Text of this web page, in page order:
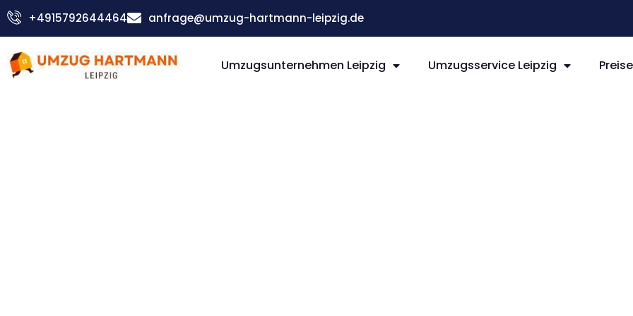
Zum
Inhalt
+4915792644464 anfrage@umzug-hartmann-leipzig.de
Umzugsunternehmen Leipzig Umzugsservice Leipzig Preise